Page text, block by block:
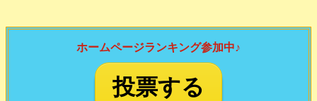
ホームページランキング参加中♪
投票する